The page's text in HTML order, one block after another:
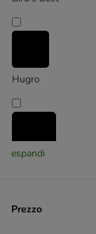
Hugro
espandi
Prezzo